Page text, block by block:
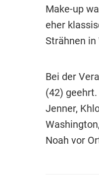
Make-up
eher
Strähnen
Bei der
(42)
Jenner,
Noah vor